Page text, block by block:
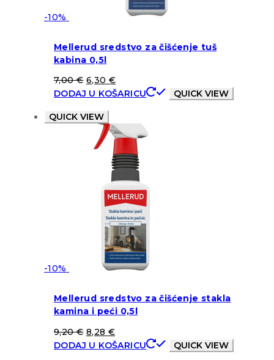
-10%
Mellerud sredstvo za čišćenje tuš
kabina 0,5l
7,00€ 6,30 €
DODAJ U KOŠARICU
QUICK VIEW
QUICK VIEW
-10%
Mellerud sredstvo za čišćenje stakla
kamina i peći 0,5l
9,20€ 8,28 €
DODAJ U KOŠARICU
QUICK VIEW